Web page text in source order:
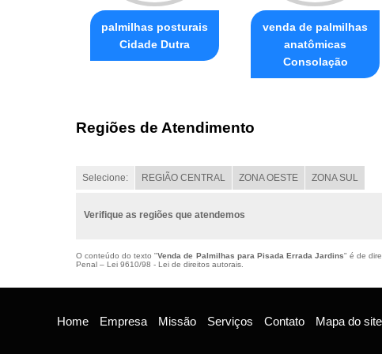
palmilhas posturais
Cidade Dutra
venda de palmilhas
anatômicas
Consolação
Regiões de Atendimento
Selecione: REGIÃO CENTRAL ZONA OESTE ZONA SUL
Verifique as regiões que atendemos
O conteúdo do texto "Venda de Palmilhas para Pisada Errada Jardins" é de
Penal – Lei 9610/98 - Lei de direitos autorais
Home Empresa Missão Serviços Contato Mapa do site